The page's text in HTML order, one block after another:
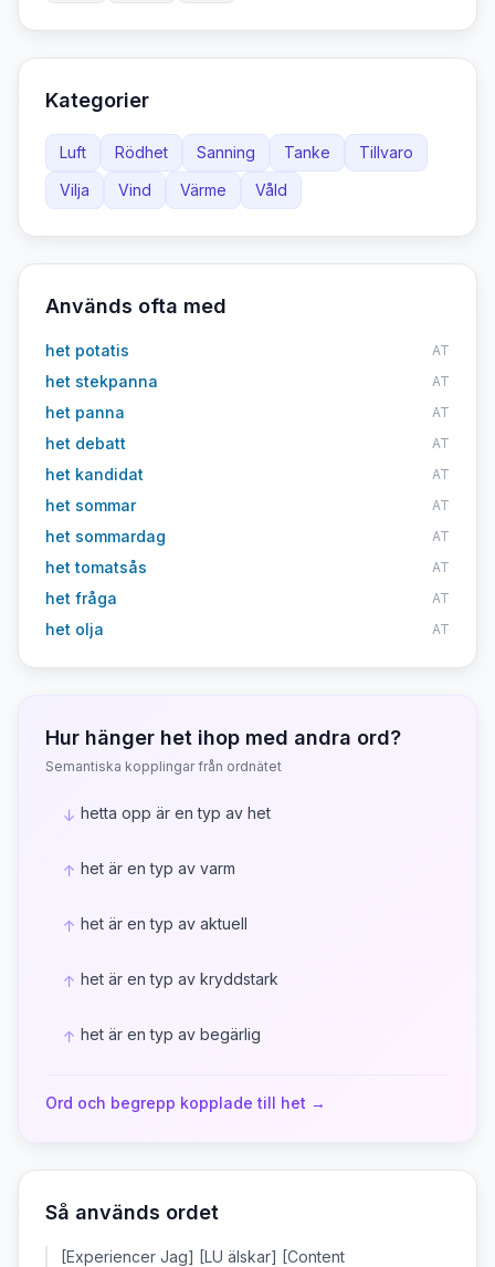
Kategorier
Luft Rödhet Sanning Tanke
Tillvaro
Vilja
Vind Värme Våld
Används ofta med
het potatis AT
het stekpanna AT
het panna AT
het debatt AT
het kandidat AT
het sommar AT
het sommardag AT
het tomatsås AT
het fråga AT
het olja AT
Hur hänger het ihop med andra ord?
Semantiska kopplingar från ordnätet
↓ hetta opp är en typ av het
↑ het är en typ av varm
↑ het är en typ av aktuell
↑ het är en typ av kryddstark
↑ het är en typ av begärlig
Ord och begrepp kopplade till het →
Så används ordet
[Experiencer Jag] [LU älskar] [Content